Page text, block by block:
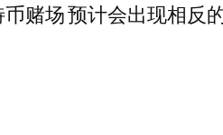
赌场预计会出现相反